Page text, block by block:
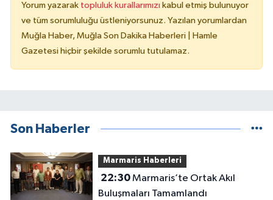
Yorum yazarak topluluk kurallarımızı kabul etmiş bulunuyor
ve tüm sorumluluğu üstleniyorsunuz. Yazılan yorumlardan
Muğla Haber, Muğla Son Dakika Haberleri | Hamle
Gazetesi hiçbir şekilde sorumlu tutulamaz.
Son Haberler
Marmaris Haberleri
22:30Marmaris’te Ortak Akıl
Buluşmaları Tamamlandı